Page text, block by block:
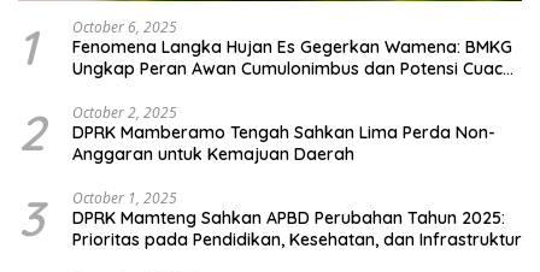
1 October 6, 2025
Fenomena Langka Hujan Es Gegerkan Wamena: BMKG
Ungkap Peran Awan Cumulonimbus dan Potensi Cuaca
2 October 2, 2025
DPRK Mamberamo Tengah Sahkan Lima Perda Non-
Anggaran untuk Kemajuan Daerah
3 October 1, 2025
DPRK Mamteng Sahkan APBD Perubahan Tahun 2025:
Prioritas pada Pendidikan, Kesehatan, dan Infrastruktur